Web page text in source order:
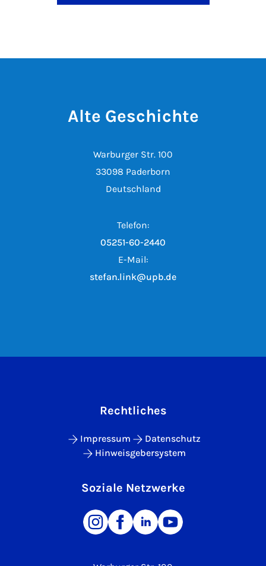
Alte Geschichte
Warburger Str. 100
33098 Paderborn
Deutschland
Telefon:
05251-60-2440
E-Mail:
stefan.link@upb.de
Rechtliches
Impressum
Datenschutz
Hinweisgebersystem
Soziale Netzwerke